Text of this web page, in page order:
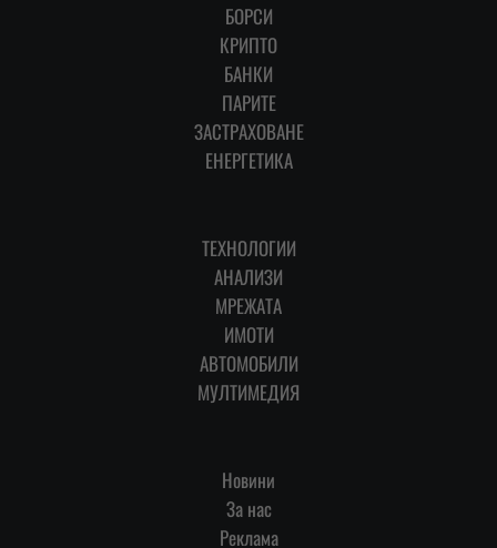
БОРСИ
КРИПТО
БАНКИ
ПАРИТЕ
ЗАСТРАХОВАНЕ
ЕНЕРГЕТИКА
ТЕХНОЛОГИИ
АНАЛИЗИ
МРЕЖАТА
ИМОТИ
АВТОМОБИЛИ
МУЛТИМЕДИЯ
Новини
За нас
Реклама